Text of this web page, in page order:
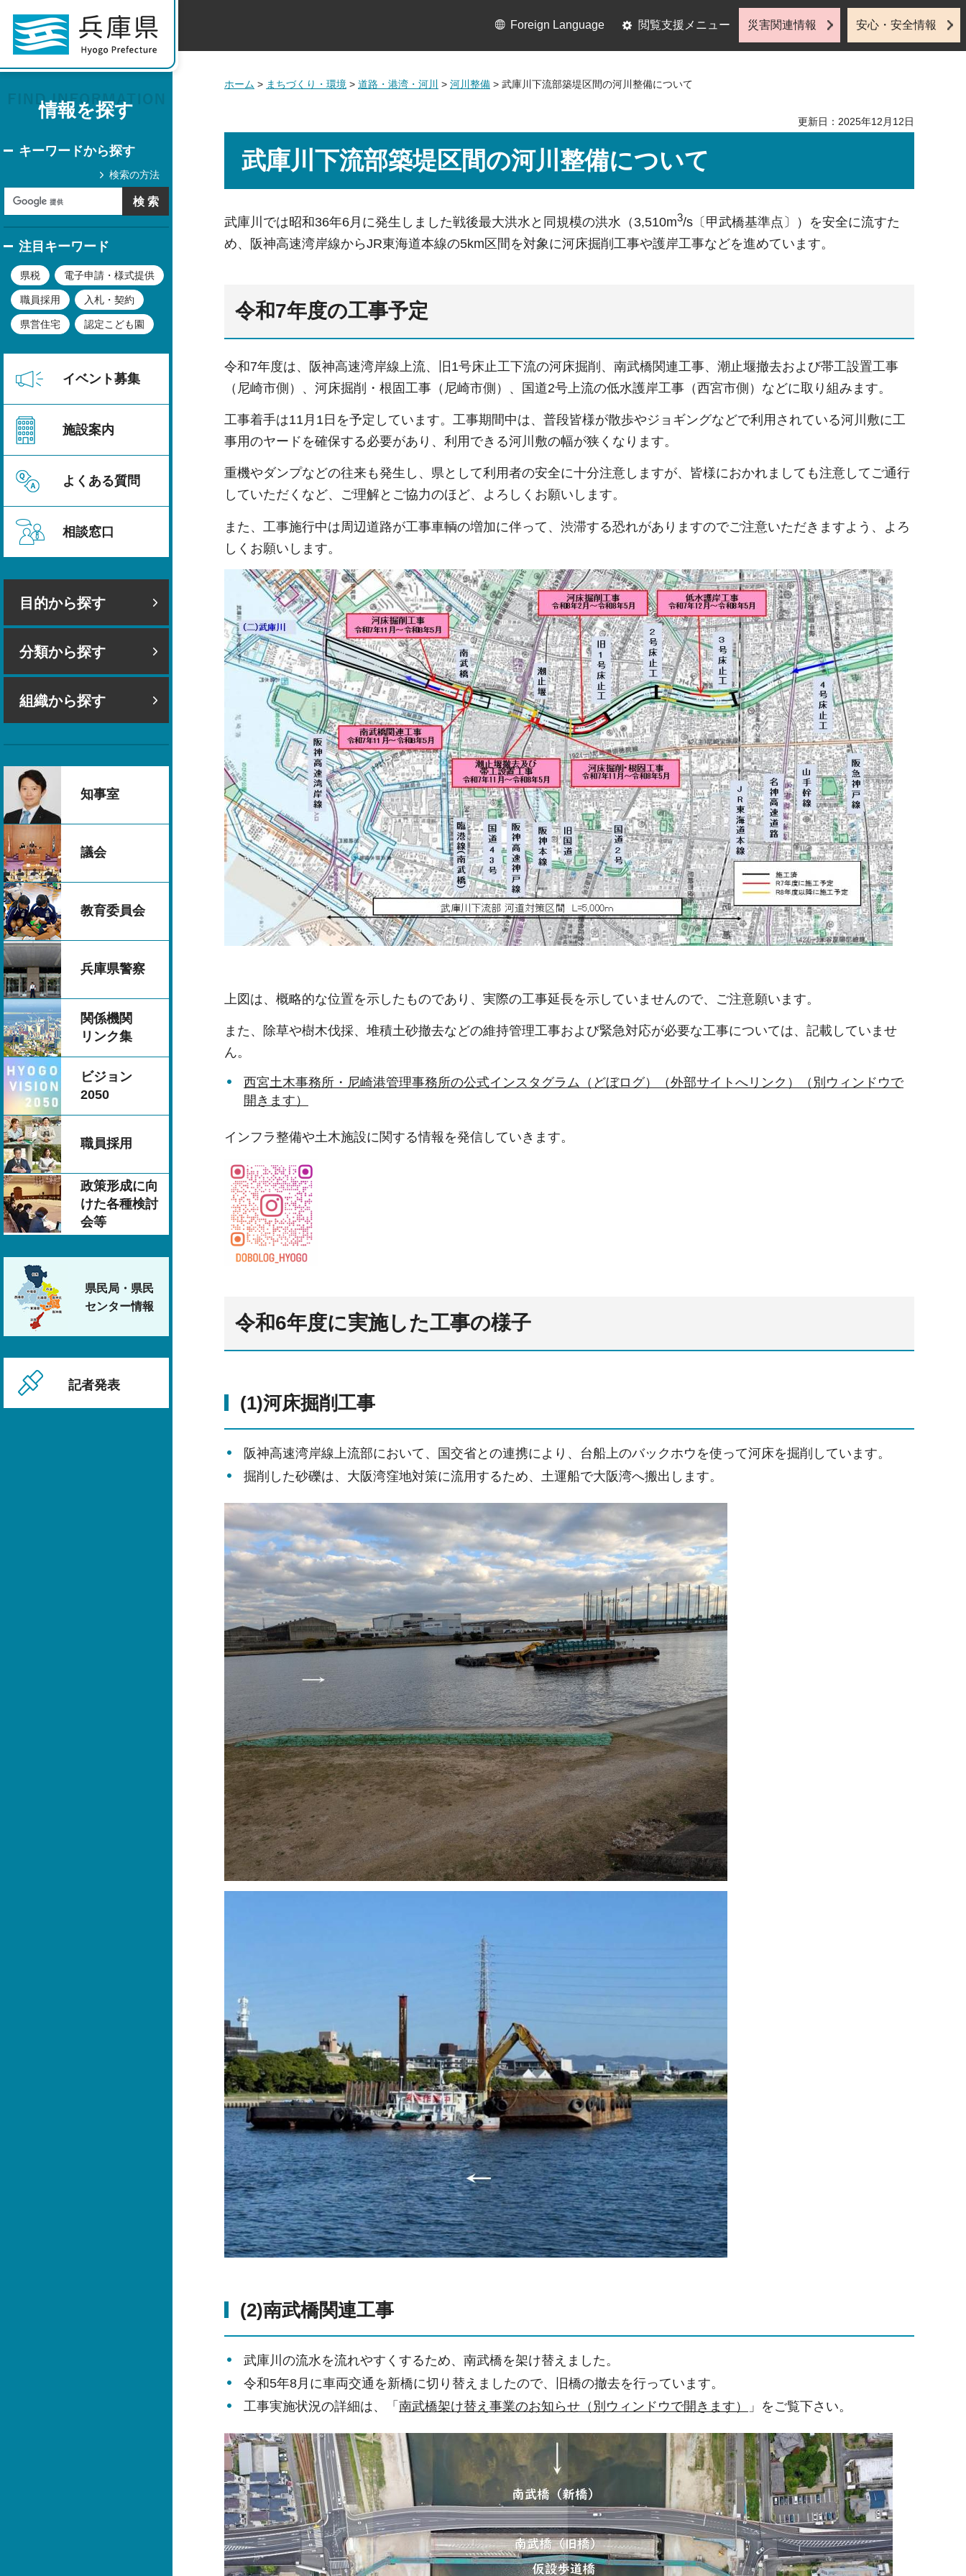
情報を探す
キーワードから探す
検索の方法
注目キーワード
県税 電子申請・様式提供
職員採用 入札・契約
県営住宅 認定こども園
イベント募集
施設案内
よくある質問
相談窓口
目的から探す
分類から探す
組織から探す
知事室
議会
教育委員会
兵庫県警察
関係機関
リンク集
ビジョン
2050
職員採用
政策形成に向
けた各種検討
会等
県民局・県民
センター情報
記者発表
Foreign Language 閲覧支援メニュー 災害関連情報 安心・安全情報
ホーム > まちづくり・環境 > 道路・港湾・河川 > 河川整備 > 武庫川下流部築堤区間の河川整備について
更新日：2025年12月12日
武庫川下流部築堤区間の河川整備について
武庫川では昭和36年6月に発生しました戦後最大洪水と同規模の洪水（3,510m3/s〔甲武橋基準点〕）を安全に流すた
め、阪神高速湾岸線からJR東海道本線の5km区間を対象に河床掘削工事や護岸工事などを進めています。
令和7年度の工事予定
令和7年度は、阪神高速湾岸線上流、旧1号床止工下流の河床掘削、南武橋関連工事、潮止堰撤去および帯工設置工事
（尼崎市側）、河床掘削・根固工事（尼崎市側）、国道2号上流の低水護岸工事（西宮市側）などに取り組みます。
工事着手は11月1日を予定しています。工事期間中は、普段皆様が散歩やジョギングなどで利用されている河川敷に工
事用のヤードを確保する必要があり、利用できる河川敷の幅が狭くなります。
重機やダンプなどの往来も発生し、県として利用者の安全に十分注意しますが、皆様におかれましても注意してご通行
していただくなど、ご理解とご協力のほど、よろしくお願いします。
また、工事施行中は周辺道路が工事車輌の増加に伴って、渋滞する恐れがありますのでご注意いただきますよう、よろ
しくお願いします。
上図は、概略的な位置を示したものであり、実際の工事延長を示していませんので、ご注意願います。
また、除草や樹木伐採、堆積土砂撤去などの維持管理工事および緊急対応が必要な工事については、記載していませ
ん。
西宮土木事務所・尼崎港管理事務所の公式インスタグラム（どぼログ）（外部サイトへリンク）（別ウィンドウで
開きます）
インフラ整備や土木施設に関する情報を発信していきます。
令和6年度に実施した工事の様子
(1)河床掘削工事
阪神高速湾岸線上流部において、国交省との連携により、台船上のバックホウを使って河床を掘削しています。
掘削した砂礫は、大阪湾窪地対策に流用するため、土運船で大阪湾へ搬出します。
(2)南武橋関連工事
武庫川の流水を流れやすくするため、南武橋を架け替えました。
令和5年8月に車両交通を新橋に切り替えましたので、旧橋の撤去を行っています。
工事実施状況の詳細は、「 南武橋架け替え事業のお知らせ（別ウィンドウで開きます） 」をご覧下さい。